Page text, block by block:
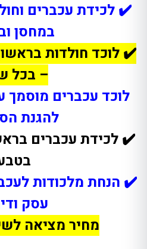
✔️ לכידת עכברים
במחסן
✔️
– בכל
לוכד עכברים מוסמך
להגנת
✔️ לכידת עכברים
✔️ הנחת מלכודות
עסק
מחיר מציאה